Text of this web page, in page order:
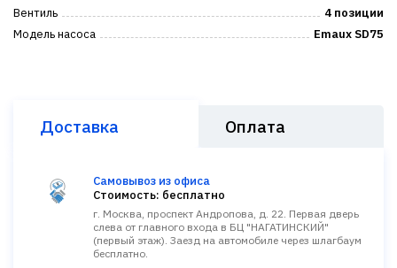
Вентиль
4 позиции
Модель насоса
Emaux SD75
Доставка Оплата
Самовывоз из офиса
Стоимость: бесплатно
г. Москва, проспект Андропова, д. 22. Первая дверь
слева от главного входа в БЦ "НАГАТИНСКИЙ"
(первый этаж). Заезд на автомобиле через шлагбаум
бесплатно.